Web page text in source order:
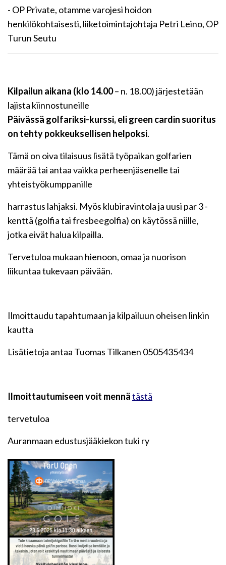
- OP Private, otamme varojesi hoidon
henkilökohtaisesti, liiketoimintajohtaja Petri Leino, OP
Turun Seutu
Kilpailun aikana (klo 14.00– n. 18.00) järjestetään
lajista kiinnostuneille
Päivässä golfariksi-kurssi, eli green cardin suoritus
on tehty pokkeuksellisen helpoksi.
Tämä on oiva tilaisuus lisätä työpaikan golfarien
määrää tai antaa vaikka perheenjäsenelle tai
yhteistyökumppanille
harrastus lahjaksi. Myös klubiravintola ja uusi par 3 -
kenttä (golfia tai fresbeegolfia) on käytössä niille,
jotka eivät halua kilpailla.
Tervetuloa mukaan hienoon, omaa ja nuorison
liikuntaa tukevaan päivään.
Ilmoittaudu tapahtumaan ja kilpailuun oheisen linkin
kautta
Lisätietoja antaa Tuomas Tilkanen 0505435434
Ilmoittautumiseen voit mennätästä
tervetuloa
Auranmaan edustusjääkiekon tuki ry